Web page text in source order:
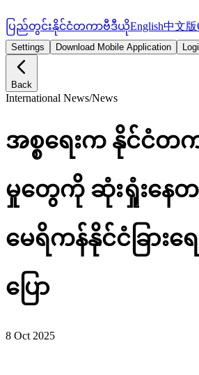
ပြည်တွင်းနိုင်ငံတကာဗီဒီယိုEnglish中文版
Settings Download Mobile Application
Back
International News/News
အစ္စရေးက နိုင်ငံ
မှုတွေကို ဆုံးရှုံးန
မေရိကန်နိုင်ငံခြားရေ
ပြော
8 Oct 2025